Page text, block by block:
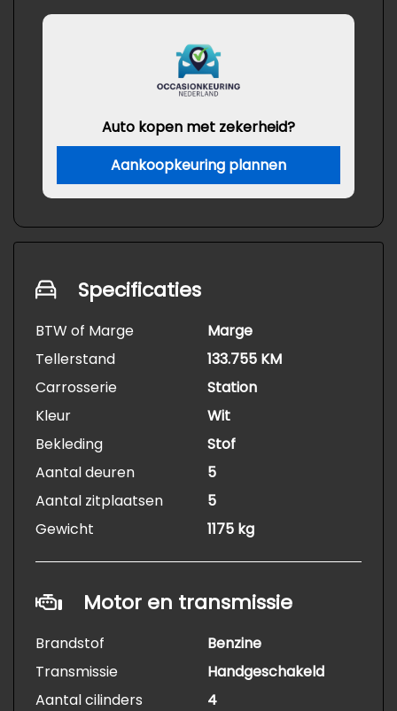
Auto kopen met zekerheid?
Aankoopkeuring plannen
Specificaties
BTW of Marge
Marge
Tellerstand
133.755 KM
Carrosserie
Station
Kleur
Wit
Bekleding
Stof
Aantal deuren
5
Aantal zitplaatsen
5
Gewicht
1175 kg
Motor en transmissie
Brandstof
Benzine
Transmissie
Handgeschakeld
Aantal cilinders
4